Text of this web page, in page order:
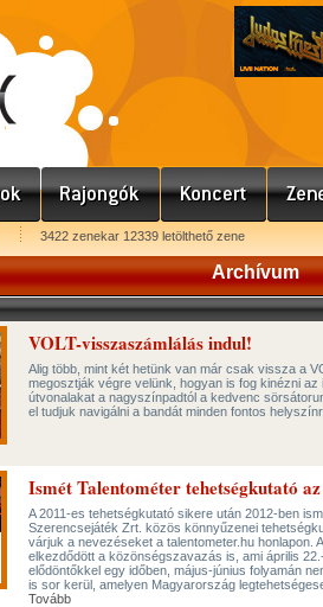
3422 zenekar 12339 letölthető zene
Archívum
VOLT-visszaszámlálás indul!
Alig több, mint két hetünk van már csak vissza a
megosztják végre velünk, hogyan is fog kinézni
útvonalakat a nagyszínpadtól a kedvenc
el tudjuk navigálni a bandát minden fontos
Ismét Talentométer tehetségkutató
A 2011-es tehetségkutató sikere után 2012-ben
Szerencsejáték Zrt. közös könnyűzenei
várjuk a nevezéseket a talentometer.hu honlapon.
elkezdődött a közönségszavazás is, ami április
elődöntőkkel egy időben, május-június folyamán
is sor kerül, amelyen Magyarország
Tovább